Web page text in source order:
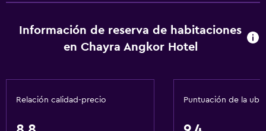
Información de reserva de habitaciones
en Chayra Angkor Hotel
Relación calidad-precio Puntuación de la